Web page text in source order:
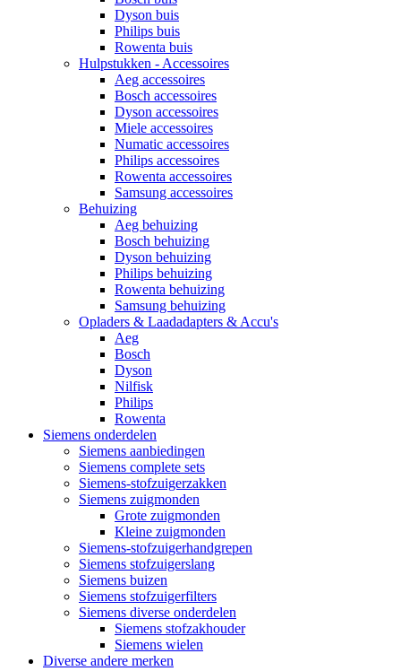
Dyson buis
Philips buis
Rowenta buis
Hulpstukken - Accessoires
Aeg accessoires
Bosch accessoires
Dyson accessoires
Miele accessoires
Numatic accessoires
Philips accessoires
Rowenta accessoires
Samsung accessoires
Behuizing
Aeg behuizing
Bosch behuizing
Dyson behuizing
Philips behuizing
Rowenta behuizing
Samsung behuizing
Opladers & Laadadapters & Accu's
Aeg
Bosch
Dyson
Nilfisk
Philips
Rowenta
Siemens onderdelen
Siemens aanbiedingen
Siemens complete sets
Siemens-stofzuigerzakken
Siemens zuigmonden
Grote zuigmonden
Kleine zuigmonden
Siemens-stofzuigerhandgrepen
Siemens stofzuigerslang
Siemens buizen
Siemens stofzuigerfilters
Siemens diverse onderdelen
Siemens stofzakhouder
Siemens wielen
Diverse andere merken